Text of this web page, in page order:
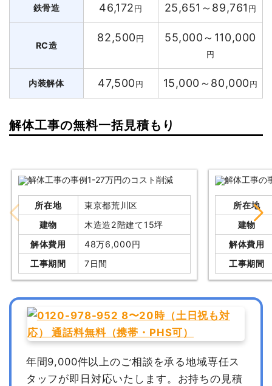
鉄骨造 46,172円 25,651～89,761 円
RC造
82,500円 55,000～110,000
円
内装解体 47,500円 15,000～80,000円
解体工事の無料一括見積もり
所在地
東京都荒川区
建物
木造造2階建て15坪
解体費用
48万6,000円
工事期間
7日間
所在地
建物
解体費用
工事期間
年間9,000件以上のご相談を承る地域専任ス
タッフが即日対応いたします。 お持ちの見積